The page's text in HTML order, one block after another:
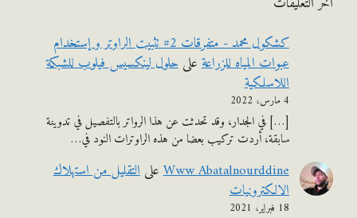
كشكول محمد - متفرقات 2# تثبيت الراوتر و إستخدام
عبوات المياه للزراعةعلىحلول لينكسيس فيلوب للشبكة
اللاسلكية
[…] في الجدار، وقد تحدثت عن هذا الرواتر بالتفصيل في تدوينة
سابقة، أردت تركيب بعضا من هذه الراوترات النود في…
Www Abatalnourddineعلىالتقليل من استهلاك
الالكترونيات